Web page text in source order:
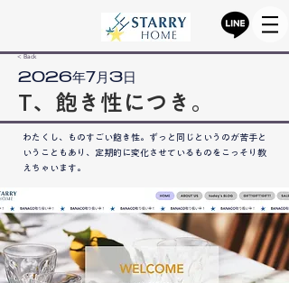
< Back
2026年7月3日
T、飽き性につき。
わたくし、ものすごい飽き性。ずっと同じというのが苦手と
いうこともあり、定期的に変化させているものをこっそり教
えちゃいます。